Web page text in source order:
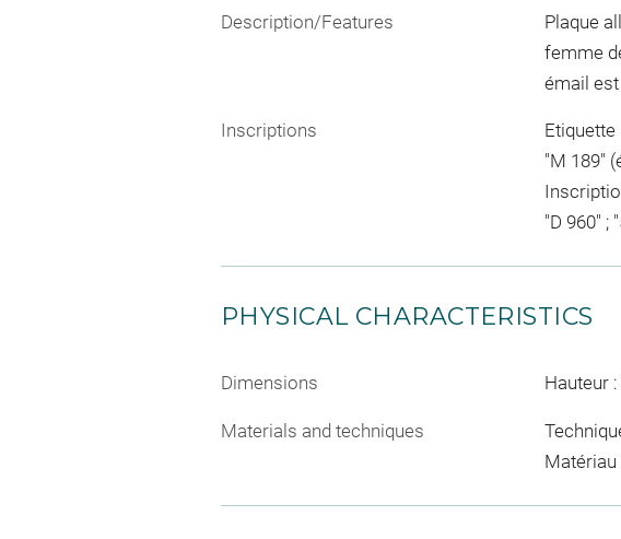
Description/Features
Plaque
femme
émail
Inscriptions
Etiquette
"M 189"
"D 960" ;
PHYSICAL CHARACTERISTICS
Dimensions Hauteur
Materials and techniques
Matériau